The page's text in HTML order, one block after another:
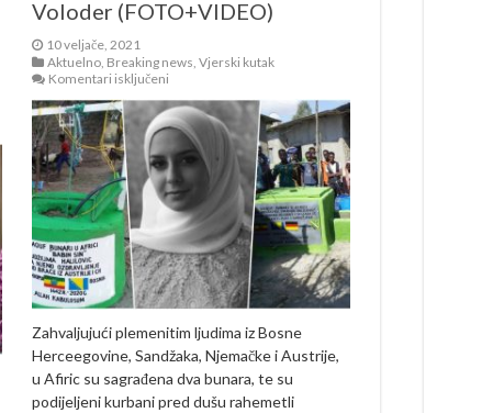
Voloder (FOTO+VIDEO)
10 veljače, 2021
Aktuelno, Breaking news, Vjerski kutak
Komentari isključeni
sadaka:
U
Africi
izgrađena
dva
bunara
pred
dušu
rahmetli
Nudžejme
Halilović-
Voloder
(FOTO+VIDEO)
Zahvaljujući plemenitim ljudima iz Bosne
Herceegovine, Sandžaka, Njemačke i Austrije,
u Afiric su sagrađena dva bunara, te su
podijeljeni kurbani pred dušu rahemetli